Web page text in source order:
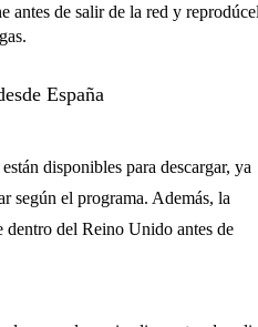
antes de salir de la red y
España
disponibles para descargar, ya
según el programa. Además, la
dentro del Reino Unido antes de